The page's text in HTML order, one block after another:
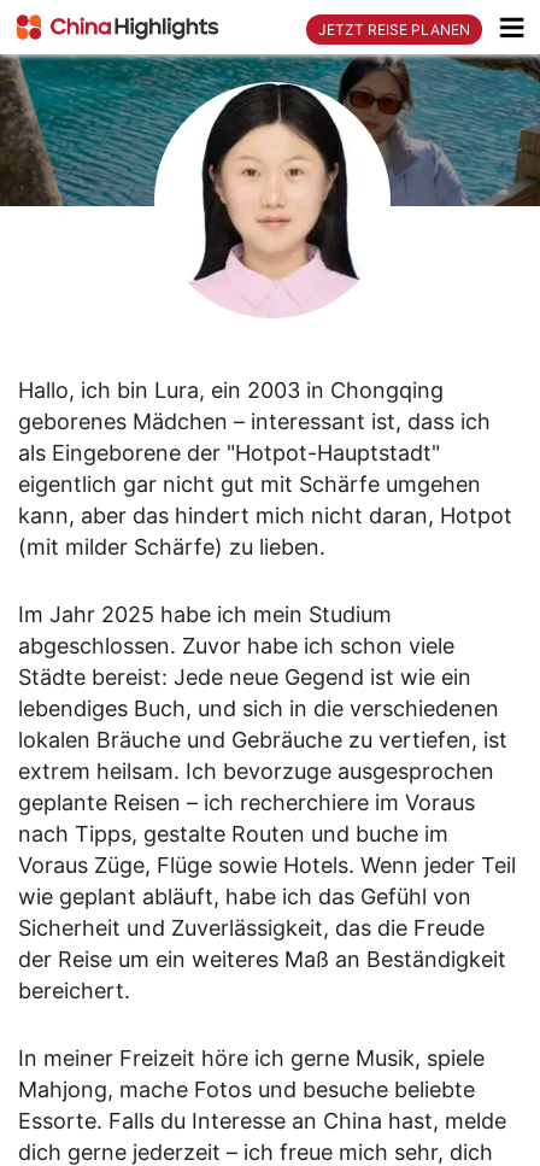
JETZT REISE PLANEN
Reiseberaterin
Hallo, ich bin Lura, ein 2003 in Chongqing
geborenes Mädchen – interessant ist, dass ich
als Eingeborene der "Hotpot-Hauptstadt"
eigentlich gar nicht gut mit Schärfe umgehen
kann, aber das hindert mich nicht daran, Hotpot
(mit milder Schärfe) zu lieben.
Im Jahr 2025 habe ich mein Studium
abgeschlossen. Zuvor habe ich schon viele
Städte bereist: Jede neue Gegend ist wie ein
lebendiges Buch, und sich in die verschiedenen
lokalen Bräuche und Gebräuche zu vertiefen, ist
extrem heilsam. Ich bevorzuge ausgesprochen
geplante Reisen – ich recherchiere im Voraus
nach Tipps, gestalte Routen und buche im
Voraus Züge, Flüge sowie Hotels. Wenn jeder Teil
wie geplant abläuft, habe ich das Gefühl von
Sicherheit und Zuverlässigkeit, das die Freude
der Reise um ein weiteres Maß an Beständigkeit
bereichert.
In meiner Freizeit höre ich gerne Musik, spiele
Mahjong, mache Fotos und besuche beliebte
Essorte. Falls du Interesse an China hast, melde
dich gerne jederzeit – ich freue mich sehr, dich